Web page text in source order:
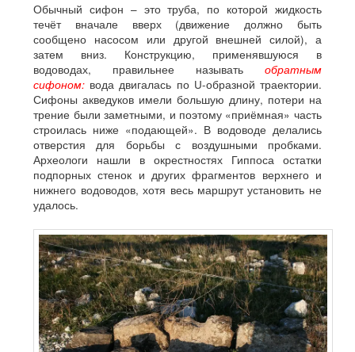
Обычный сифон – это труба, по которой жидкость
течёт вначале вверх (движение должно быть
сообщено насосом или другой внешней силой), а
затем вниз. Конструкцию, применявшуюся в
водоводах, правильнее называть обратным
сифоном: вода двигалась по U-образной траектории.
Сифоны акведуков имели большую длину, потери на
трение были заметными, и поэтому «приёмная» часть
строилась ниже «подающей». В водоводе делались
отверстия для борьбы с воздушными пробками.
Археологи нашли в окрестностях Гиппоса остатки
подпорных стенок и других фрагментов верхнего и
нижнего водоводов, хотя весь маршрут установить не
удалось.